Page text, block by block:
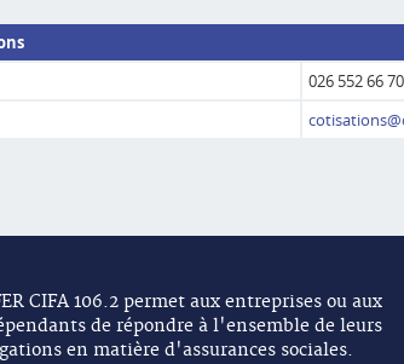
026 552 66 70
CIFA 106.2 permet aux entreprises ou aux
de répondre à l'ensemble de leurs
en matière d'assurances sociales.